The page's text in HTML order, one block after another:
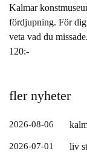
Kalmar
fördjupning. För dig
veta vad du missade.
120:-
fler nyheter
2026-08-06
2026-07-01 liv